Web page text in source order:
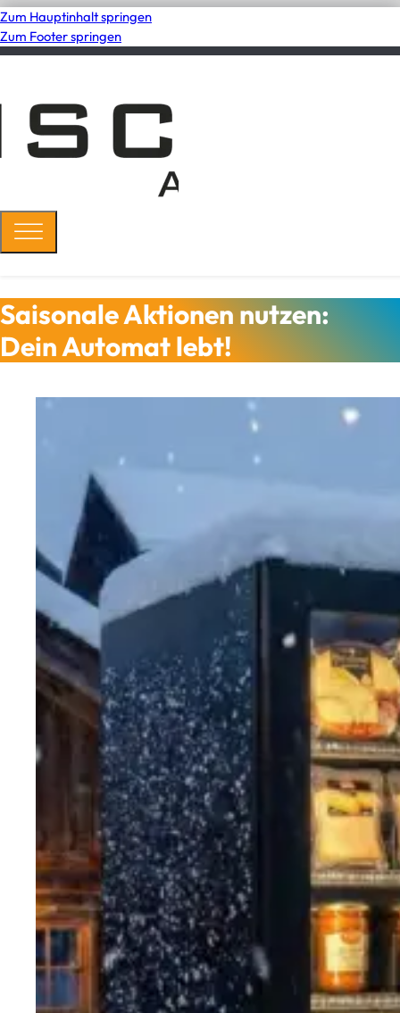
Zum Hauptinhalt springen
Zum Footer springen
Saisonale Aktionen nutzen:
Dein Automat lebt!